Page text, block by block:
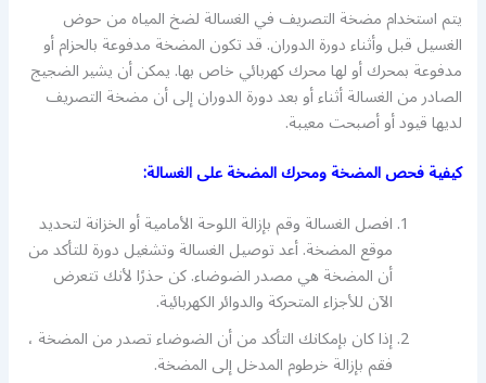
يتم استخدام مضخة التصريف في الغسالة لضخ المياه من حوض
الغسيل قبل وأثناء دورة الدوران. قد تكون المضخة مدفوعة بالحزام أو
مدفوعة بمحرك أو لها محرك كهربائي خاص بها. يمكن أن يشير الضجيج
الصادر من الغسالة أثناء أو بعد دورة الدوران إلى أن مضخة التصريف
لديها قيود أو أصبحت معيبة.
كيفية فحص المضخة ومحرك المضخة على الغسالة:
افصل الغسالة وقم بإزالة اللوحة الأمامية أو الخزانة لتحديد
موقع المضخة. أعد توصيل الغسالة وتشغيل دورة للتأكد من
أن المضخة هي مصدر الضوضاء. كن حذرًا لأنك تتعرض
الآن للأجزاء المتحركة والدوائر الكهربائية.
إذا كان بإمكانك التأكد من أن الضوضاء تصدر من المضخة ،
فقم بإزالة خرطوم المدخل إلى المضخة.